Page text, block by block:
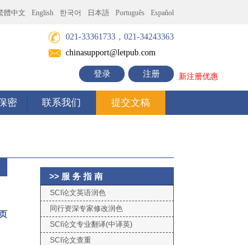
體中文 English 한국어 日本語 Português Español
021-33361733，021-34243363
chinasupport@letpub.com
登录 注册 新注册优惠
密 联系我们 提交文稿
>> 服 务 指 南
SCI论文英语润色
同行资深专家修改润色
SCI论文专业翻译(中译英)
SCI论文查重